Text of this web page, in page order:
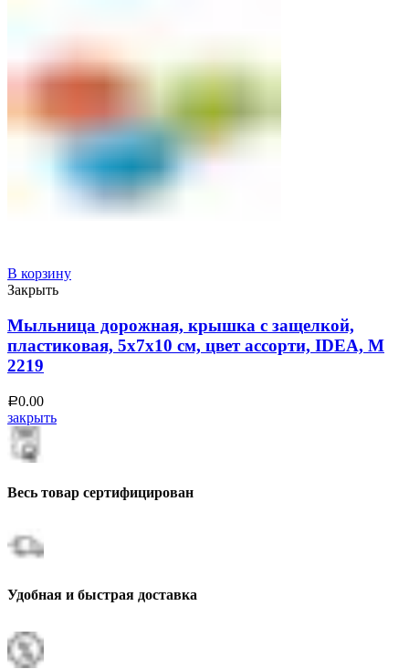
В корзину
Закрыть
Мыльница дорожная, крышка с защелкой,
пластиковая, 5х7х10 см, цвет ассорти, IDEA, М
2219
Р0.00
закрыть
Весь товар сертифицирован
Удобная и быстрая доставка